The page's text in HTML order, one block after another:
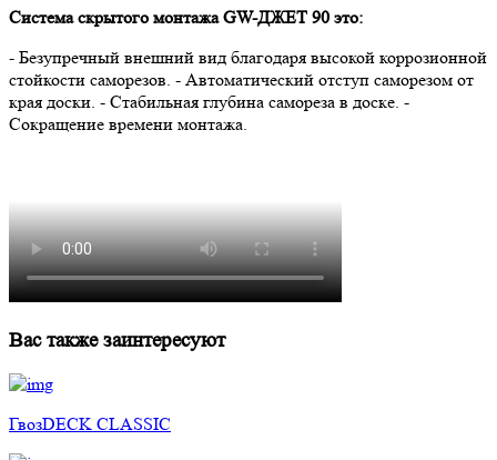
Cистема скрытого монтажа GW-ДЖЕТ 90 это:
- Безупречный внешний вид благодаря высокой коррозионной
стойкости саморезов. - Автоматический отступ саморезом от
края доски. - Стабильная глубина самореза в доске. -
Сокращение времени монтажа.
Вас также заинтересуют
ГвозDECK CLASSIC